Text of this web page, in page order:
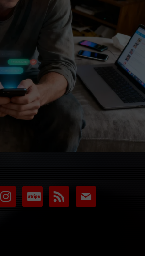
instagramcc-
stripe
rss mail